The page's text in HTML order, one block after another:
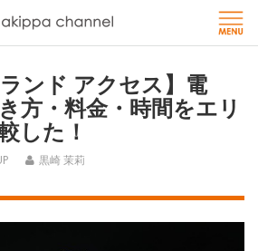
ランド アクセス】電
方・料金・時間をエリ
した！
黒崎 茉莉